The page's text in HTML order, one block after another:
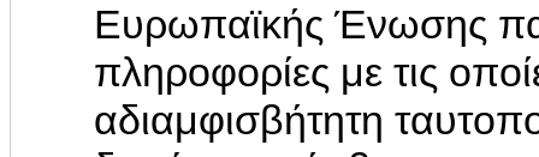
Ευρωπαϊκής Ένωσης
πληροφορίες με τις
αδιαμφισβήτητη